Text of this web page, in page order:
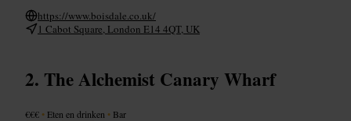
https://www.boisdale.co.uk/
1 Cabot Square, London E14 4QT, UK
The Alchemist Canary Wharf
€€€ • Eten en drinken • Bar